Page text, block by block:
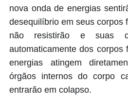
nova onda de energias
desequilíbrio em seus corpos
não resistirão e suas
automaticamente dos corpos
energias atingem
órgãos internos do corpo
entrarão em colapso.